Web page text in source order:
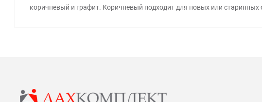
коричневый и графит. Коричневый подходит для новых или